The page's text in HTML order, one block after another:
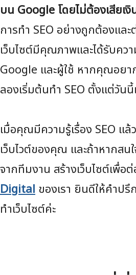
บน Google โดยไม่ต้องเสียเ
การทำ SEO อย่างถูกต้องและ
เว็บไซต์มีคุณภาพและได้รับควา
Google และผู้ใช้ หากคุณอยา
ลองเริ่มต้นทำ SEO ตั้งแต่วันนี้
เมื่อคุณมีความรู้เรื่อง SEO แ
เว็บไวต์ของคุณ และถ้าหากสน
จากทีมงาน สร้างเว็บไซต์เพื่อ
Digital ของเรา ยินดีให้คำป
ทำเว็บไซต์ค่ะ